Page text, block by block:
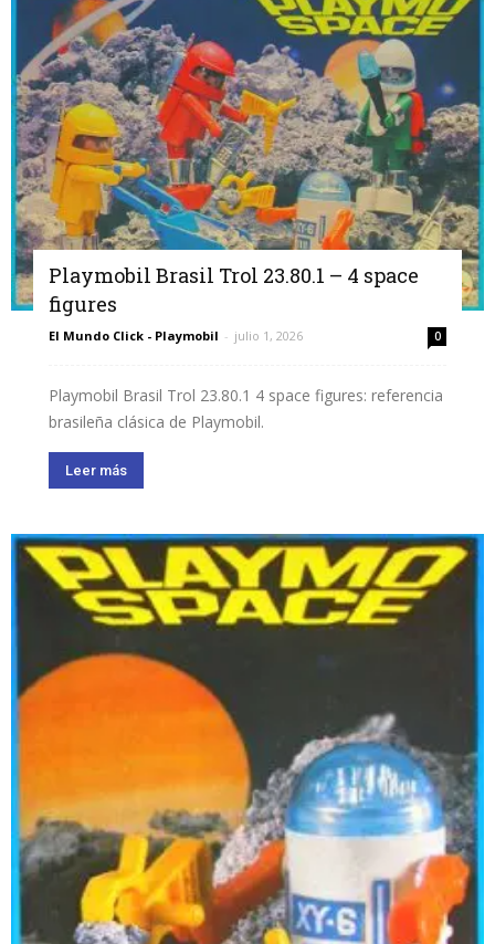
Playmobil Brasil Trol 23.80.1 – 4 space
figures
El Mundo Click - Playmobil - julio 1, 2026 0
Playmobil Brasil Trol 23.80.1 4 space figures: referencia
brasileña clásica de Playmobil.
Leer más